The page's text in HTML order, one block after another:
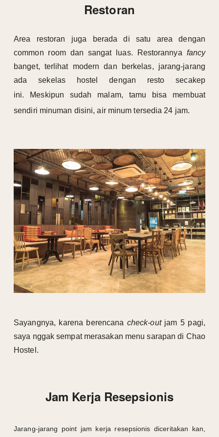
Restoran
Area restoran juga berada di satu area dengan
common room dan sangat luas. Restorannya fancy
banget, terlihat modern dan berkelas, jarang-jarang
ada sekelas hostel dengan resto secakep
ini.
Meskipun sudah malam, tamu bisa membuat
sendiri minuman disini, air minum tersedia 24 jam.
Sayangnya, karena berencana check-outjam 5 pagi,
saya nggak sempat merasakan menu sarapan di Chao
Hostel.
Jam Kerja Resepsionis
Jarang-jarang point jam kerja resepsionis diceritakan kan,